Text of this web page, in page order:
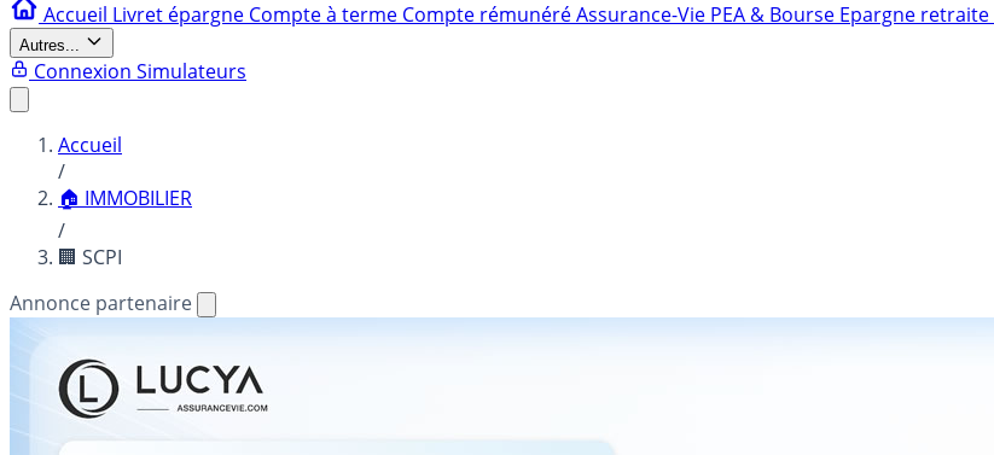
Accueil Livret épargne Compte à terme Compte rémunéréAssurance-Vie PEA & Bourse Epargne retraite
Autres...
Connexion Simulateurs
Accueil
/
🏠 IMMOBILIER
/
🏢 SCPI
Annonce partenaire